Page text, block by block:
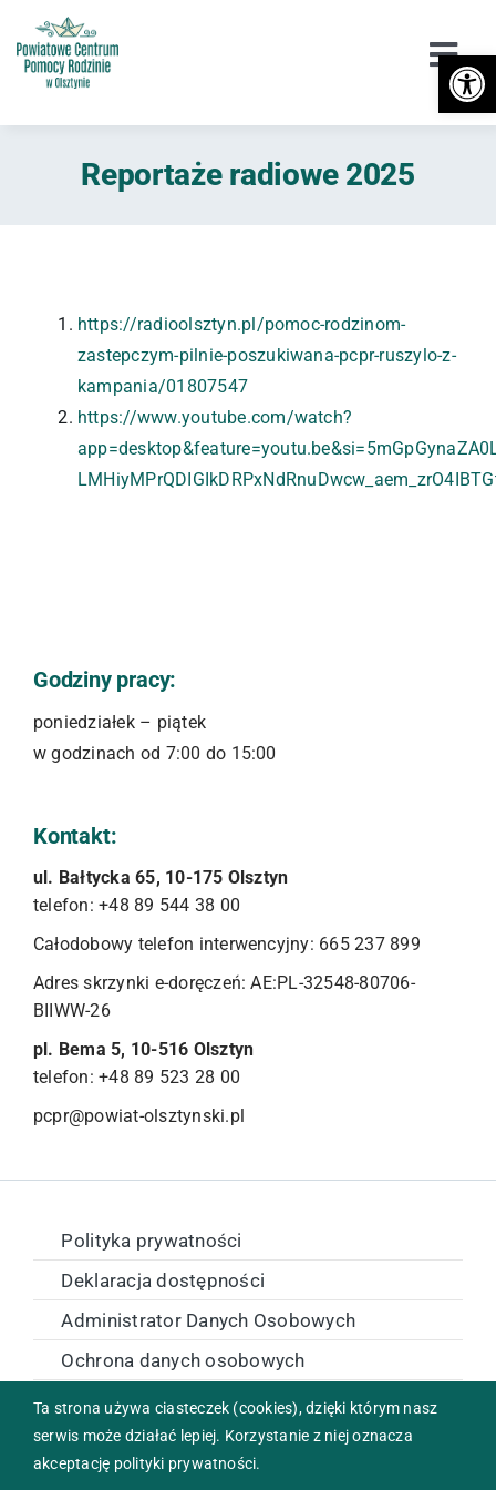
do
zawartości
Orzekanie o Niepełnosprawności
Piecza zastępcza
Przeciwdziałanie przemocy
Wsparcie
Reportaże radiowe 2025
https://radioolsztyn.pl/pomoc-rodzinom-
zastepczym-pilnie-poszukiwana-pcpr-ruszylo-z-
kampania/01807547
https://www.youtube.com/watch?
Godziny pracy:
poniedziałek – piątek
w godzinach od 7:00 do 15:00
Kontakt:
ul. Bałtycka 65, 10-175 Olsztyn
telefon: +48 89 544 38 00
Całodobowy telefon interwencyjny: 665 237 899
Adres skrzynki e-doręczeń: AE:PL-32548-80706-
BIIWW-26
pl. Bema 5, 10-516 Olsztyn
telefon: +48 89 523 28 00
pcpr@powiat-olsztynski.pl
Polityka prywatności
Deklaracja dostępności
Administrator Danych Osobowych
Ochrona danych osobowych
Zamówienia publiczne
Copyright © 2024 Powiatowe Centrum Pomocy Rodzinie w
Ta strona używa ciasteczek (cookies), dzięki którym nasz
serwis może działać lepiej. Korzystanie z niej oznacza
akceptację polityki prywatności.